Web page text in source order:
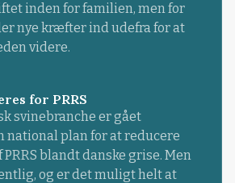
inden for familien, men for
nye kræfter ind udefra for at
videre.
for PRRS
svinebranche er gået
national plan for at reducere
blandt danske grise. Men
og er det muligt helt at